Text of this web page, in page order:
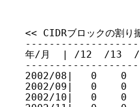
<< CIDRブロックの割り
年/月  | /12  /13
2002/08|   0
2002/09|   0
2002/10|   0